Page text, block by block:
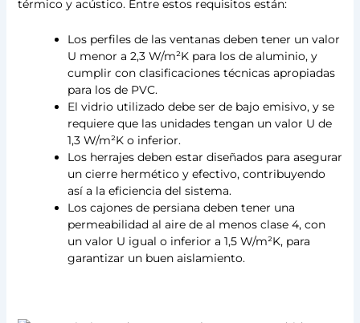
térmico y acústico. Entre estos requisitos están:
Los perfiles de las ventanas deben tener un valor
U menor a 2,3 W/m²K para los de aluminio, y
cumplir con clasificaciones técnicas apropiadas
para los de PVC.
El vidrio utilizado debe ser de bajo emisivo, y se
requiere que las unidades tengan un valor U de
1,3 W/m²K o inferior.
Los herrajes deben estar diseñados para asegurar
un cierre hermético y efectivo, contribuyendo
así a la eficiencia del sistema.
Los cajones de persiana deben tener una
permeabilidad al aire de al menos clase 4, con
un valor U igual o inferior a 1,5 W/m²K, para
garantizar un buen aislamiento.